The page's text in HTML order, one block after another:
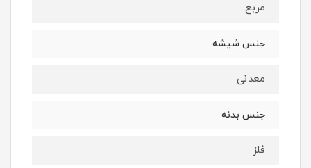
مربع
جنس شیشه
معدنی
جنس بدنه
فلز